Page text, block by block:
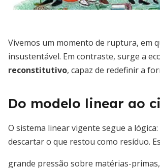
Vivemos um momento de ruptura, em
insustentável. Em contraste, surge a
reconstitutivo, capaz de redefinir a
Do modelo linear ao
O sistema linear vigente segue a
descartar o que restou como resíduo.
grande pressão sobre matérias-